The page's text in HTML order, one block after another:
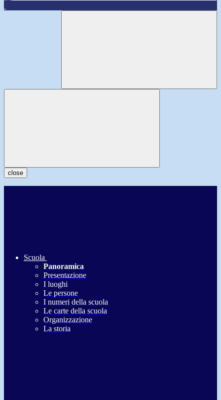
close
Scuola
Panoramica
Presentazione
I luoghi
Le persone
I numeri della scuola
Le carte della scuola
Organizzazione
La storia